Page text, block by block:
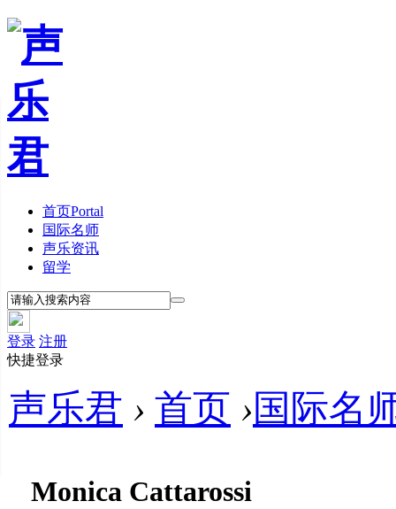
首页Portal
国际名师
声乐资讯
留学
登录 注册
快捷登录
声乐君 › 首页 ›国际名
Monica Cattarossi